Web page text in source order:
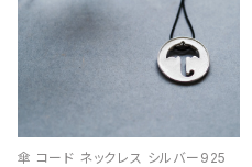
傘 コード ネックレス シルバー925